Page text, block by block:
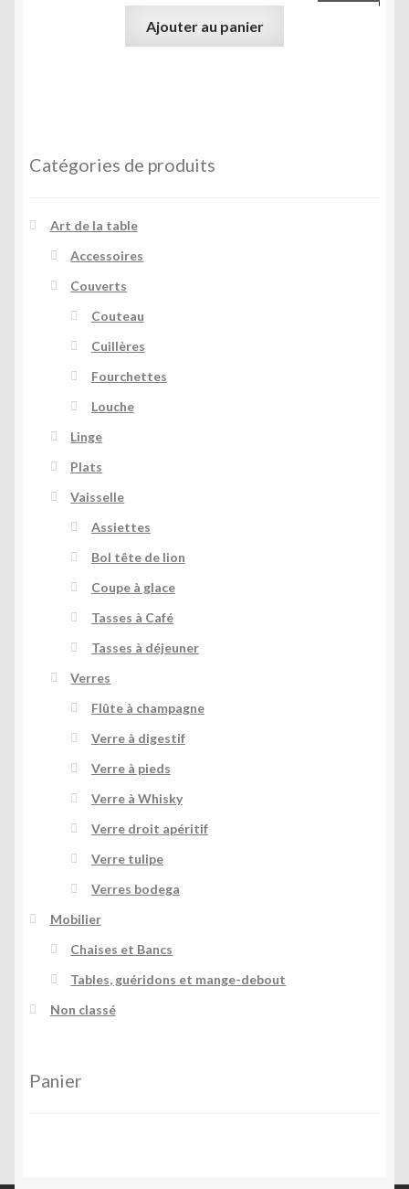
Ajouter au panier
Catégories de produits
Art de la table
Accessoires
Couverts
Couteau
Cuillères
Fourchettes
Louche
Linge
Plats
Vaisselle
Assiettes
Bol tête de lion
Coupe à glace
Tasses à Café
Tasses à déjeuner
Verres
Flûte à champagne
Verre à digestif
Verre à pieds
Verre à Whisky
Verre droit apéritif
Verre tulipe
Verres bodega
Mobilier
Chaises et Bancs
Tables, guéridons et mange-debout
Non classé
Panier